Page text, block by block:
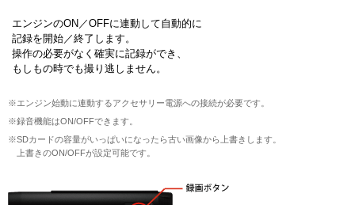
エンジンのON／OFFに連動して自動的に
記録を開始／終了します。
操作の必要がなく確実に記録ができ、
もしもの時でも撮り逃しません。
※エンジン始動に連動するアクセサリー電源への接続が必要です。
※録音機能はON/OFFできます。
※SDカードの容量がいっぱいになったら古い画像から上書きします。
上書きのON/OFFが設定可能です。